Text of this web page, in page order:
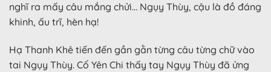
nghĩ ra mấy câu mắng chửi… Ngụy Thùy, cậu là đồ đáng
khinh, ấu trĩ, hèn hạ!
Hạ Thanh Khê tiến đến gần gằn từng câu từng chữ vào
tai Ngụy Thùy. Cố Yên Chi thấy tay Ngụy Thùy đã ửng